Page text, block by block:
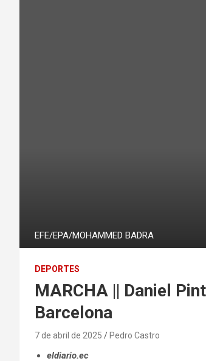
EFE/EPA/MOHAMMED BADRA
DEPORTES
MARCHA || Daniel
Barcelona
7 de abril de 2025 Pedro Castro
eldiario.ec